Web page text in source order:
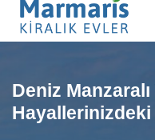
Deniz
Hayallerinizdeki